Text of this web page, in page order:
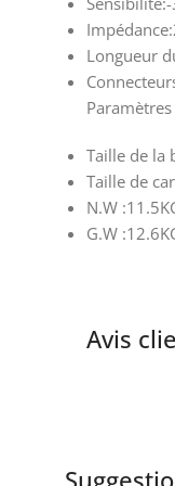
Longueur
Paramètres
Taille de la
Taille de
N.W
G.W
Avis